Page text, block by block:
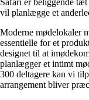
Safari er beliggende
vil planlægge et
Moderne mødelokaler
essentielle for et
designet til at
planlægger et intimt
300 deltagere kan vi
arrangement bliver